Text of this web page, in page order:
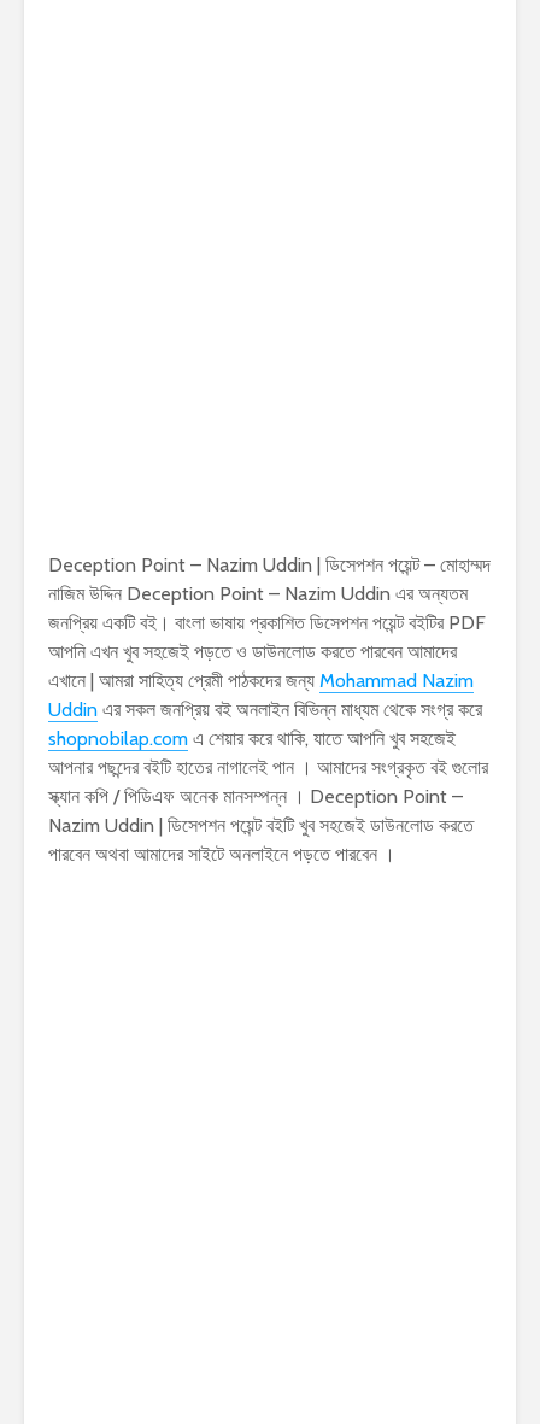
Deception Point – Nazim Uddin | ডিসেপশন পয়েন্ট – মোহাম্মদ
নাজিম উদ্দিন Deception Point – Nazim Uddin এর অন্যতম
জনপ্রিয় একটি বই। বাংলা ভাষায় প্রকাশিত ডিসেপশন পয়েন্ট বইটির PDF
আপনি এখন খুব সহজেই পড়তে ও ডাউনলোড করতে পারবেন আমাদের
এখানে | আমরা সাহিত্য প্রেমী পাঠকদের জন্য Mohammad Nazim
Uddin এর সকল জনপ্রিয় বই অনলাইন বিভিন্ন মাধ্যম থেকে সংগ্র করে
shopnobilap.com এ শেয়ার করে থাকি, যাতে আপনি খুব সহজেই
আপনার পছন্দের বইটি হাতের নাগালেই পান । আমাদের সংগ্রকৃত বই গুলোর
স্ক্যান কপি / পিডিএফ অনেক মানসম্পন্ন । Deception Point –
Nazim Uddin | ডিসেপশন পয়েন্ট বইটি খুব সহজেই ডাউনলোড করতে
পারবেন অথবা আমাদের সাইটে অনলাইনে পড়তে পারবেন ।